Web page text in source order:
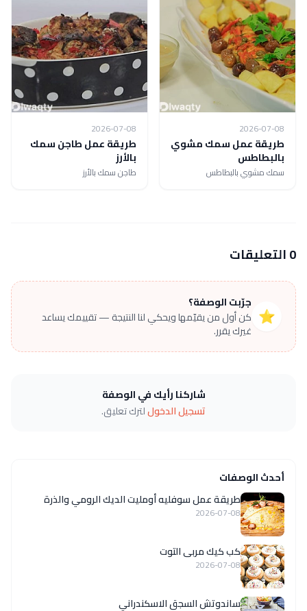
2026-07-08
طريقة عمل سمك مشوي
بالبطاطس
سمك مشوي بالبطاطس
2026-07-08
طريقة عمل طاجن سمك
بالأرز
طاجن سمك بالأرز
0 التعليقات
⭐
جرّبت الوصفة؟
كن أول من يقيّمها ويحكي لنا النتيجة — تقييمك يساعد
غيرك يقرر.
شاركنا رأيك في الوصفة
تسجيل الدخوللترك تعليق.
أحدث الوصفات
طريقة عمل سوفليه أومليت الديك الرومي والذرة
2026-07-08
كب كيك مربى التوت
2026-07-08
ساندوتش السجق الاسكندراني